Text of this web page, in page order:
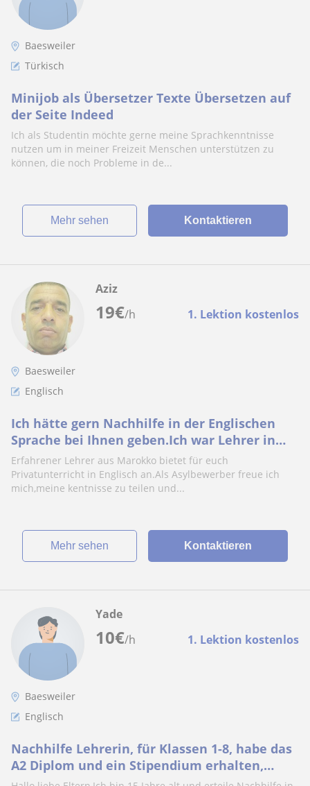
Baesweiler
Türkisch
Minijob als Übersetzer Texte Übersetzen auf
der Seite Indeed
Ich als Studentin möchte gerne meine Sprachkenntnisse
nutzen um in meiner Freizeit Menschen unterstützen zu
können, die noch Probleme in de...
Mehr sehen Kontaktieren
19€/h 1. Lektion kostenlos
Aziz
Baesweiler
Englisch
Ich hätte gern Nachhilfe in der Englischen
Sprache bei Ihnen geben.Ich war Lehrer in
Marokko.Jetzt bin ich hier als Asylanträger
Erfahrener Lehrer aus Marokko bietet für euch
Privatunterricht in Englisch an.Als Asylbewerber freue ich
mich,meine kentnisse zu teilen und...
Mehr sehen Kontaktieren
10€/h 1. Lektion kostenlos
Yade
Baesweiler
Englisch
Nachhilfe Lehrerin, für Klassen 1-8, habe das
A2 Diplom und ein Stipendium erhalten,
womit ich 2 Wochen in England verbracht